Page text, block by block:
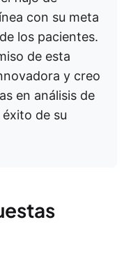
con su meta
los pacientes.
de esta
y creo
en análisis de
de su